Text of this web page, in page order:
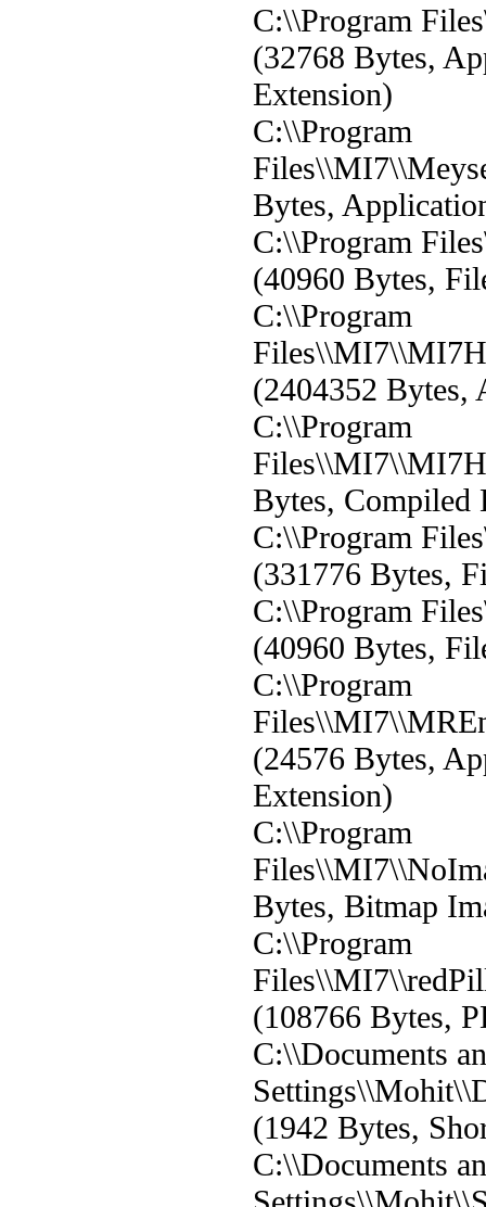
C:\\Program
(32768 Bytes,
Extension)
C:\\Program
Bytes,
C:\\Program
(40960 Bytes,
C:\\Program
(2404352 Bytes,
C:\\Program
Bytes,
C:\\Program
(331776 Bytes,
C:\\Program
(40960 Bytes,
C:\\Program
(24576 Bytes,
Extension)
C:\\Program
Bytes, Bitmap
C:\\Program
(108766 Bytes,
C:\\Documents
(1942 Bytes,
C:\\Documents